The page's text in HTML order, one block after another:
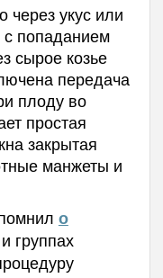
через укус или
с попаданием
сырое козье
передача
плоду во
простая
закрытая
манжеты и
о
группах